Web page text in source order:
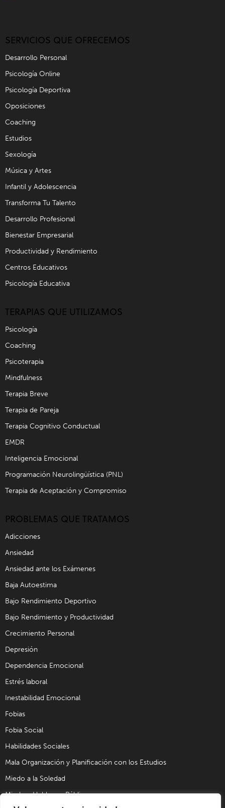
SERVICIOS QUE OFRECEMOS
Desarrollo Personal
Psicología Online
Psicología Deportiva
Oposiciones
Coaching
Estudios
Sexología
Música y Artes
Infantil y Adolescencia
Transforma Tu Talento
Desarrollo Profesional
Bienestar Empresarial
Productividad y Rendimiento
Centros Educativos
Psicología Educativa
TERAPIAS QUE UTILIZAMOS
Psicología
Coaching
Psicoterapia
Mindfulness
Terapia Breve
Terapia de Pareja
Terapia Cognitivo Conductual
EMDR
Inteligencia Emocional
Programación Neurolingüística (PNL)
Terapia de Aceptación y Compromiso
PROBLEMAS QUE TRATAMOS
Adicciones
Ansiedad
Ansiedad ante los Exámenes
Baja Autoestima
Bajo Rendimiento Deportivo
Bajo Rendimiento y Productividad
Crecimiento Personal
Depresión
Dependencia Emocional
Estrés laboral
Inestabilidad Emocional
Fobias
Fobia Social
Habilidades Sociales
Mala Organización y Planificación con los Estudios
Miedo a la Soledad
Miedo a Hablar en Público